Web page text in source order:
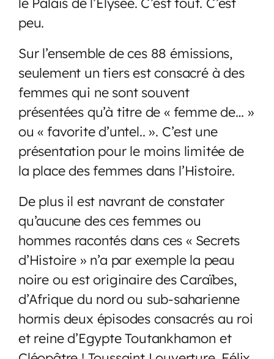
peu.
Sur l’ensemble de ces 88 émissions,
seulement un tiers est consacré à des
femmes qui ne sont souvent
présentées qu’à titre de « femme de… »
ou « favorite d’untel.. ». C’est une
présentation pour le moins limitée de
la place des femmes dans l’Histoire.
De plus il est navrant de constater
qu’aucune des ces femmes ou
hommes racontés dans ces « Secrets
d’Histoire » n’a par exemple la peau
noire ou est originaire des Caraïbes,
d’Afrique du nord ou sub-saharienne
hormis deux épisodes consacrés au roi
et reine d’Egypte Toutankhamon et